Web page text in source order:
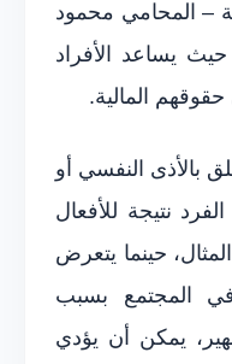
– المحامي محمود
عبر 01021116243، حيث يساعد الأفراد
المالية.
بالأذى النفسي أو
نتيجة للأفعال
حينما يتعرض
المجتمع بسبب
يمكن أن يؤدي